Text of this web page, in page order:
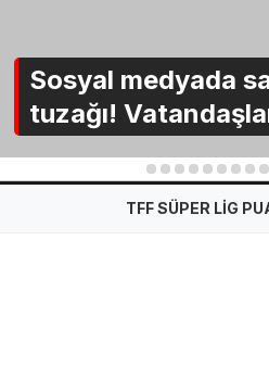
Sosyal medyada
tuzağı!
1 2 3 4 5 6 7 8 9
TFF SÜPER LİG